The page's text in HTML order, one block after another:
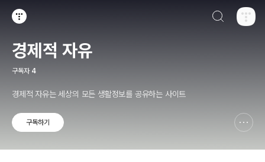
경제적 자유
구독자 4
경제적 자유는 세상의 모든 생활정보를 공유하는 사이트
구독하기